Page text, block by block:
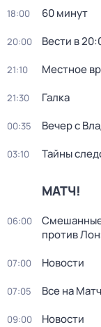
18:00 60 минут
20:00 Вести в
21:10 Местное
21:30 Галка
00:35 Вечер с
03:10 Тайны
МАТЧ!
06:00
против
07:00 Новости
07:05 Все на
09:00 Новости